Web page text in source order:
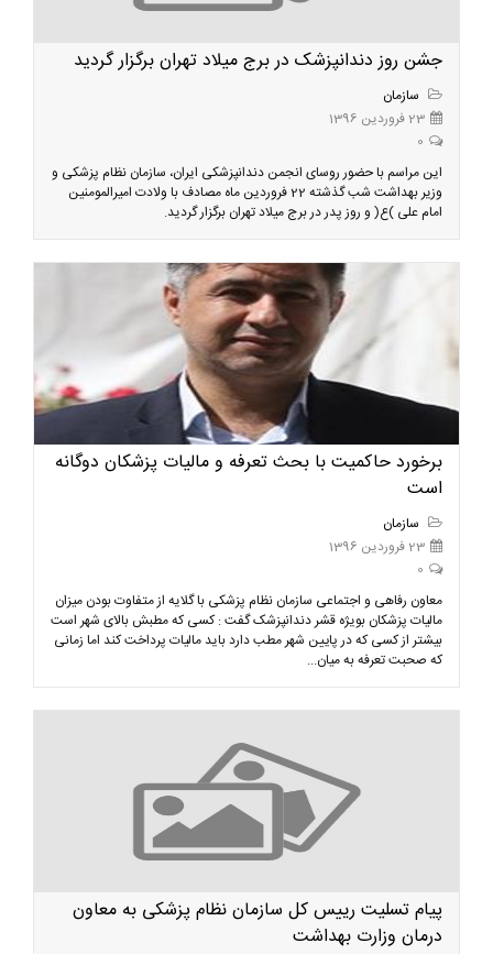
جشن روز دندانپزشک در برج میلاد تهران برگزار گردید
سازمان
23 فروردین 1396
0
این مراسم با حضور روسای انجمن دندانپزشکی ایران، سازمان نظام پزشکی و
وزیر بهداشت شب گذشته 22 فروردین ماه مصادف با ولادت امیرالمومنین
امام علی )ع( و روز پدر در برج میلاد تهران برگزار گردید.
برخورد حاکمیت با بحث تعرفه و مالیات پزشکان دوگانه
است
سازمان
23 فروردین 1396
0
معاون رفاهی و اجتماعی سازمان نظام پزشکی با گلایه از متفاوت بودن میزان
مالیات پزشکان بویژه قشر دندانپزشک گفت : کسی که مطبش بالای شهر است
بیشتر از کسی که در پایین شهر مطب دارد باید مالیات پرداخت کند ​اما زمانی
که صحبت تعرفه به میان...
پیام تسلیت رییس کل سازمان نظام پزشکی به معاون
درمان وزارت بهداشت